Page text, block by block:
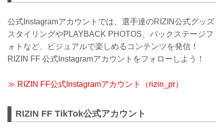
公式Instagramアカウントでは、選手達のRIZIN公式グッズ
スタイリングやPLAYBACK PHOTOS、バックステージフ
ォトなど、ビジュアルで楽しめるコンテンツを発信！
RIZIN FF 公式Instagramアカウントをフォローしよう！
≫ RIZIN FF公式Instagramアカウント（rizin_pr）
RIZIN FF TikTok公式アカウント